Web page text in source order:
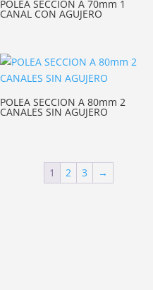
POLEA SECCION A 70mm 1
CANAL CON AGUJERO
POLEA SECCION A 80mm 2
CANALES SIN AGUJERO
1 2 3 →